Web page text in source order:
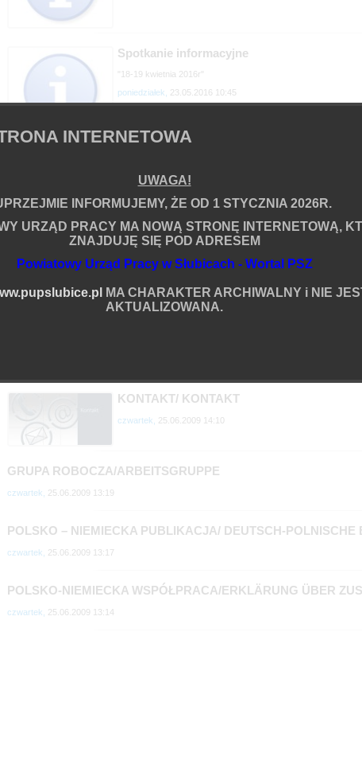
Spotkanie informacyjne
"18-19 kwietnia 2016r"
poniedziałek, 23.05.2016 10:45
Sprawozdanie z działań polsko - niemieckiej grupy roboczej /
Polonische Zusammenarbeit
PUBLIKACJA
POLSKO-NIEMIECKA PUBLIKACJA PODSUMOWUJĄCA
STRONACH GRANICY
WYMIANA PRACOWNIKÓW/DEUTSCH-POLNISCHER
KONTAKT/ KONTAKT
czwartek, 25.06.2009 14:10
GRUPA ROBOCZA/ARBEITSGRUPPE
czwartek, 25.06.2009 13:19
POLSKO – NIEMIECKA PUBLIKACJA/ DEUTSCH-POLNISCHE
czwartek, 25.06.2009 13:17
POLSKO-NIEMIECKA WSPÓŁPRACA/ERKLÄRUNG ÜBER
czwartek, 25.06.2009 13:14
INTERNETOWA
UWAGA!
INFORMUJEMY, ŻE OD 1 STYCZNIA 2026R.
URZĄD PRACY MA NOWĄ STRONĘ INTERNETOWĄ,
ZNAJDUJĘ SIĘ POD ADRESEM
Powiatowy Urząd Pracy w Słubicach - Wortal PSZ
MA CHARAKTER ARCHIWALNY i NIE
AKTUALIZOWANA.